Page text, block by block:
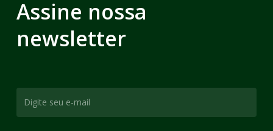
Assine nossa
newsletter